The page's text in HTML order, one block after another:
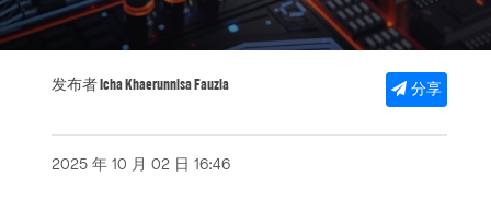
发布者 Icha Khaerunnisa Fauzia 分享
2025 年 10 月 02 日 16:46